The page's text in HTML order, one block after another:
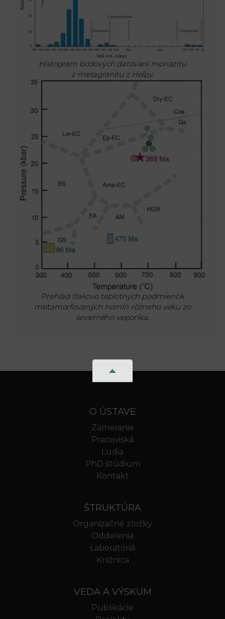
Histogram bodových datovaní monazitu
z metagranitu z Heľpy.
Prehľad tlakovo teplotných podmienok
metamorfovaných hornín rôzneho veku zo
severného veporika.
O ÚSTAVE
Zameranie
Pracoviská
Ľudia
PhD štúdium
Kontakt
ŠTRUKTÚRA
Organizačné zložky
Oddelenia
Laboratóriá
Knižnica
VEDA A VÝSKUM
Publikácie